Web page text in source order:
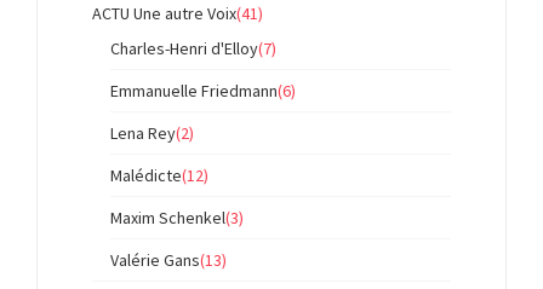
ACTU Une autre Voix(41)
Charles-Henri d'Elloy(7)
Emmanuelle Friedmann(6)
Lena Rey(2)
Malédicte(12)
Maxim Schenkel(3)
Valérie Gans(13)